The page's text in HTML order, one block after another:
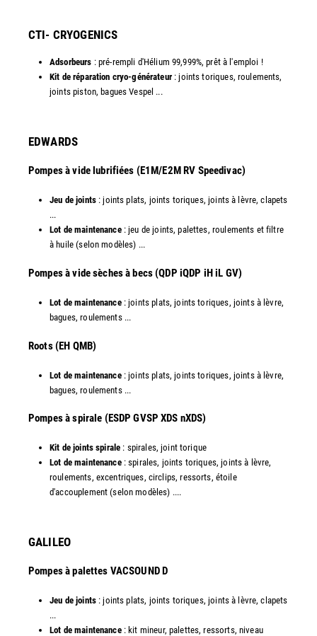
CTI- CRYOGENICS
Adsorbeurs : pré-rempli d'Hélium 99,999%, prêt à l'emploi !
Kit de réparation cryo-générateur: joints toriques, roulements,
joints piston, bagues Vespel ... ​
EDWARDS
Pompes à vide lubrifiées (E1M/E2M RV Speedivac)
Jeu de joints: joints plats, joints toriques, joints à lèvre, clapets
...
Lot de maintenance: jeu de joints, palettes, roulements et filtre
à huile (selon modèles) ...
​Pompes à vide sèches à becs (QDP iQDP iH iL GV)
Lot de maintenance: joints plats, joints toriques, joints à lèvre,
bagues, roulements ...
Roots (EH QMB)
Lot de maintenance : joints plats, joints toriques, joints à lèvre,
bagues, roulements ...
​Pompes à spirale (ESDP GVSP XDS nXDS)
Kit de joints spirale : spirales, joint torique
Lot de maintenance: spirales, joints toriques, joints à lèvre,
roulements, excentriques, circlips, ressorts, étoile
d'accouplement (selon modèles) ....​
GALILEO
Pompes à palettes VACSOUND D
Jeu de joints : joints plats, joints toriques, joints à lèvre, clapets
...
Lot de maintenance: kit mineur, palettes, ressorts, niveau